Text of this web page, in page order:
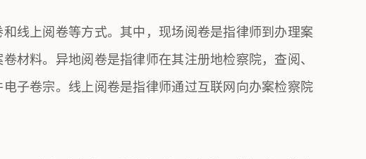
线上阅卷等方式。其中，现场阅卷是指律师到办理案
材料。异地阅卷是指律师在其注册地检察院，查阅、
子卷宗。线上阅卷是指律师通过互联网向办案检察院